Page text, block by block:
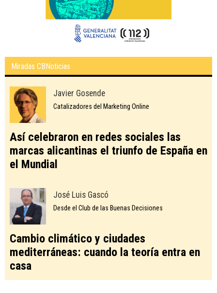
Miradas CBNoticias
Javier Gosende
Catalizadores del Marketing Online
Así celebraron en redes sociales las
marcas alicantinas el triunfo de España en
el Mundial
José Luis Gascó
Desde el Club de las Buenas Decisiones
Cambio climático y ciudades
mediterráneas: cuando la teoría entra en
casa